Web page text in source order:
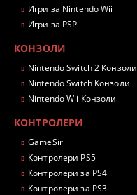
Игри за Nintendo Wii
Игри за PSP
КОНЗОЛИ
Nintendo Switch 2 Конзоли
Nintendo Switch Конзоли
Nintendo Wii Конзоли
КОНТРОЛЕРИ
GameSir
Контролери PS5
Контролери за PS4
Контролери за PS3